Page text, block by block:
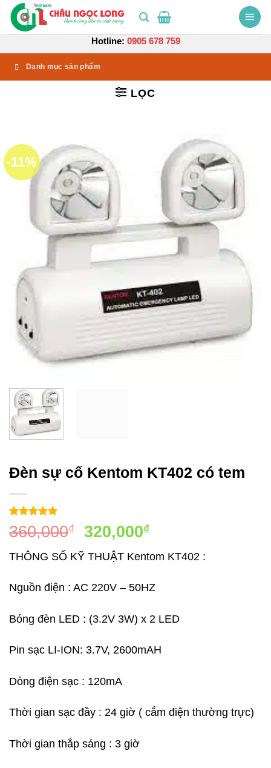
Bỏ
qua
Hotline: 0905 678 759
Danh mục sản phẩm
LỌC
-11%
Đèn sự cố Kentom KT402 có tem
5trên 5
dựa trên
1
360,000₫
Giá
gốc
là:
360,000₫.
320,000₫Giá
tại
là:
320,000₫.
THÔNG SỐ KỸ THUẬT Kentom KT402 :
Nguồn điện : AC 220V – 50HZ
Bóng đèn LED : (3.2V 3W) x 2 LED
Pin sạc LI-ION: 3.7V, 2600mAH
Dòng điện sạc : 120mA
Thời gian sạc đầy : 24 giờ ( cắm điện thường trực)
Thời gian thắp sáng : 3 giờ